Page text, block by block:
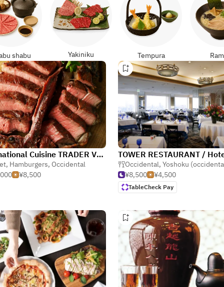
shabu Yakiniku Tempura
International Cuisine TRADER VIC'S TOKYO / Hotel New Otani（Tokyo）
, Hamburgers, Occidental
¥8,500
Occidental, Yoshoku (occidental
¥8,500
¥4,500
TableCheck Pay